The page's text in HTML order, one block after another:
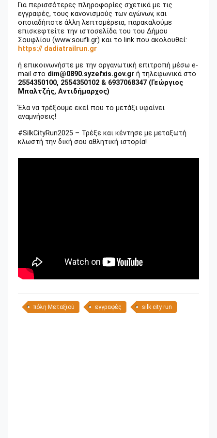
Για περισσότερες πληροφορίες σχετικά με τις
εγγραφές, τους κανονισμούς των αγώνων, και
οποιαδήποτε άλλη λεπτομέρεια, παρακαλούμε
επισκεφτείτε την ιστοσελίδα του του Δήμου
Σουφλίου (www.soufli.gr) και το link που ακολουθεί:
https:// dadiatrailrun.gr
ή επικοινωνήστε με την οργανωτική επιτροπή μέσω e-
mail στο dim@0890.syzefxis.gov.gr ή τηλεφωνικά στο
2554350100, 2554350102 & 6937068347 (Γεώργιος
Μπαλτζής, Αντιδήμαρχος)
Έλα να τρέξουμε εκεί που το μετάξι υφαίνει
αναμνήσεις!
#SilkCityRun2025 – Τρέξε και κέντησε με μεταξωτή
κλωστή την δική σου αθλητική ιστορία!
πόλη Μεταξιού εγγραφές silk city run